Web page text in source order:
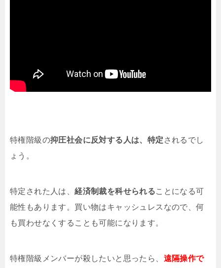
特権階級の抑圧社会に反対する人は、特定 されるでし
ょう。
特定された人は、経済制裁を科せられることになる可
能性もあります。買い物はキャッシュレスなので、何
も買わせなくすることも可能になります。
特権階級メンバーが殺したいと思ったら、 遠隔操作で